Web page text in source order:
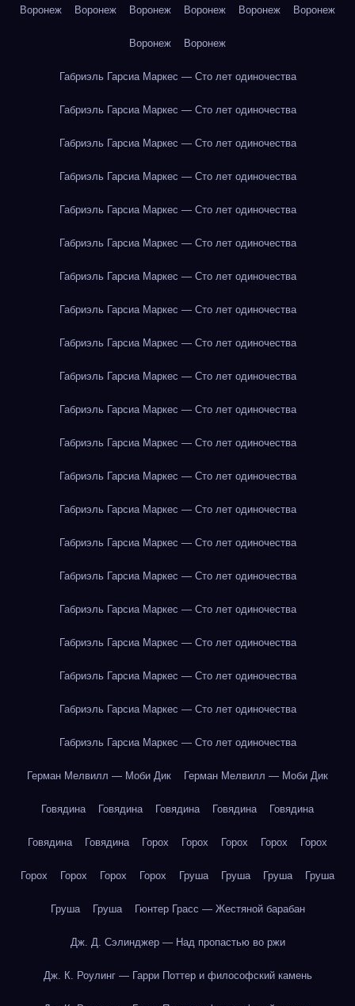
Воронеж Воронеж Воронеж Воронеж Воронеж Воронеж
Воронеж Воронеж
Габриэль Гарсиа Маркес — Сто лет одиночества
Габриэль Гарсиа Маркес — Сто лет одиночества
Габриэль Гарсиа Маркес — Сто лет одиночества
Габриэль Гарсиа Маркес — Сто лет одиночества
Габриэль Гарсиа Маркес — Сто лет одиночества
Габриэль Гарсиа Маркес — Сто лет одиночества
Габриэль Гарсиа Маркес — Сто лет одиночества
Габриэль Гарсиа Маркес — Сто лет одиночества
Габриэль Гарсиа Маркес — Сто лет одиночества
Габриэль Гарсиа Маркес — Сто лет одиночества
Габриэль Гарсиа Маркес — Сто лет одиночества
Габриэль Гарсиа Маркес — Сто лет одиночества
Габриэль Гарсиа Маркес — Сто лет одиночества
Габриэль Гарсиа Маркес — Сто лет одиночества
Габриэль Гарсиа Маркес — Сто лет одиночества
Габриэль Гарсиа Маркес — Сто лет одиночества
Габриэль Гарсиа Маркес — Сто лет одиночества
Габриэль Гарсиа Маркес — Сто лет одиночества
Габриэль Гарсиа Маркес — Сто лет одиночества
Габриэль Гарсиа Маркес — Сто лет одиночества
Габриэль Гарсиа Маркес — Сто лет одиночества
Герман Мелвилл — Моби Дик Герман Мелвилл — Моби Дик
Говядина Говядина Говядина Говядина Говядина
Говядина Говядина Горох Горох Горох Горох Горох
Горох Горох Горох Горох Груша Груша Груша Груша
Груша Груша Гюнтер Грасс — Жестяной барабан
Дж. Д. Сэлинджер — Над пропастью во ржи
Дж. К. Роулинг — Гарри Поттер и философский камень